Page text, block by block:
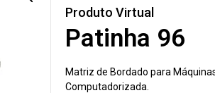
Produto Virtual
Patinha 96
Matriz de Bordado para
Computadorizada.